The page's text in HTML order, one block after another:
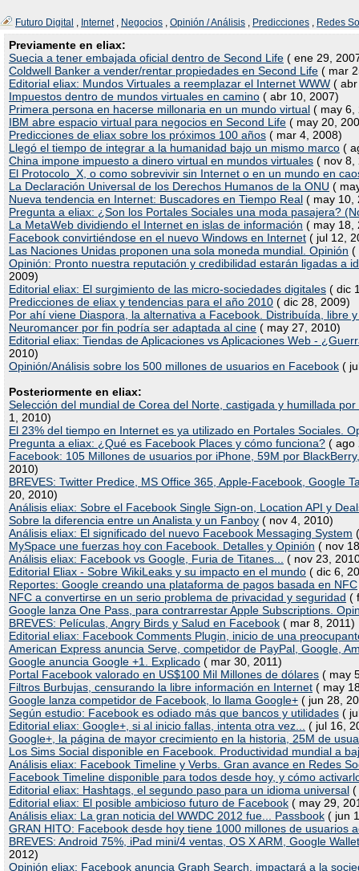
Futuro Digital , Internet, Negocios , Opinión / Análisis , Predicciones , Redes
Previamente en eliax:
Suecia a tener embajada oficial dentro de Second Life ( ene 29,
Coldwell Banker a vender/rentar propiedades en Second Life ( mar
Editorial eliax: Mundos Virtuales a reemplazar el Internet WWW (
Impuestos dentro de mundos virtuales en camino ( abr 10, 2007)
Primera persona en hacerse millonaria en un mundo virtual ( may 6,
IBM abre espacio virtual para negocios en Second Life ( may 20,
Predicciones de eliax sobre los próximos 100 años ( mar 4, 2008)
Llegó el tiempo de integrar a la humanidad bajo un mismo marco (
China impone impuesto a dinero virtual en mundos virtuales ( nov 8,
El Protocolo_X, o como sobrevivir sin Internet o en un mundo en
La Declaración Universal de los Derechos Humanos de la ONU (
Nueva tendencia en Internet: Buscadores en Tiempo Real ( may 10,
Pregunta a eliax: ¿Son los Portales Sociales una moda pasajera?
La MetaWeb dividiendo el Internet en islas de información ( may 18,
Facebook convirtiéndose en el nuevo Windows en Internet ( jul 12,
Las Naciones Unidas proponen una sola moneda mundial. Opinión (
Opinión: Pronto nuestra reputación y credibilidad estarán ligadas a
2009)
Editorial eliax: El surgimiento de las micro-sociedades digitales ( dic
Predicciones de eliax y tendencias para el año 2010 ( dic 28, 2009)
Por ahí viene Diaspora, la alternativa a Facebook. Distribuída, libre
Neuromancer por fin podría ser adaptada al cine ( may 27, 2010)
Editorial eliax: Tiendas de Aplicaciones vs Aplicaciones Web -
2010)
Opinión/Análisis sobre los 500 millones de usuarios en Facebook (
Posteriormente en eliax:
Selección del mundial de Corea del Norte, castigada y humillada
1, 2010)
El 23% del tiempo en Internet es ya utilizado en Portales Sociales.
Pregunta a eliax: ¿Qué es Facebook Places y cómo funciona? ( ago
Facebook: 105 Millones de usuarios por iPhone, 59M por
2010)
BREVES: Twitter Predice, MS Office 365, Apple-Facebook, Google
20, 2010)
Análisis eliax: Sobre el Facebook Single Sign-on, Location API y
Sobre la diferencia entre un Analista y un Fanboy ( nov 4, 2010)
Análisis eliax: El significado del nuevo Facebook Messaging System
MySpace une fuerzas hoy con Facebook. Detalles y Opinión ( nov
Análisis eliax: Facebook vs Google, Furia de Titanes...
( nov 23,
Editorial Eliax - Sobre WikiLeaks y su impacto en el mundo ( dic 6,
Reportes: Google creando una plataforma de pagos basada en NFC
NFC a convertirse en un serio problema de privacidad y seguridad (
Google lanza One Pass, para contrarrestar Apple Subscriptions.
BREVES: Películas, Angry Birds y Salud en Facebook ( mar 8, 2011)
Editorial eliax: Facebook Comments Plugin, inicio de una
American Express anuncia Serve, competidor de PayPal, Google,
Google anuncia Google +1. Explicado ( mar 30, 2011)
Portal Facebook valorado en US$100 Mil Millones de dólares ( may
Filtros Burbujas, censurando la libre información en Internet ( may
Google lanza competidor de Facebook, lo llama Google+ ( jun 28,
Según estudio: Facebook es odiado más que bancos y utilidades (
Editorial eliax: Google+, si al inicio fallas, intenta otra vez...
( jul 16,
Google+, la página de mayor crecimiento en la historia, 25M de
Los Sims Social disponible en Facebook. Productividad mundial a
Análisis eliax: Facebook Timeline y Verbs. Gran avance en Redes
Facebook Timeline disponible para todos desde hoy, y cómo
Editorial eliax: Hashtags, el segundo paso para un idioma universal (
Editorial eliax: El posible ambicioso futuro de Facebook ( may 29,
Análisis eliax: La gran noticia del WWDC 2012 fue... Passbook ( jun
GRAN HITO: Facebook desde hoy tiene 1000 millones de usuarios
BREVES: Android 75%, iPad mini/4 ventas, OS X ARM, Google
2012)
Opinión eliax: Facebook anuncia Graph Search, impactará a la